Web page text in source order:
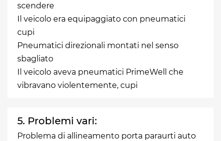
scendere
Il veicolo era equipaggiato con pneumatici
cupi
Pneumatici direzionali montati nel senso
sbagliato
Il veicolo aveva pneumatici PrimeWell che
vibravano violentemente, cupi
5. Problemi vari:
Problema di allineamento porta paraurti auto